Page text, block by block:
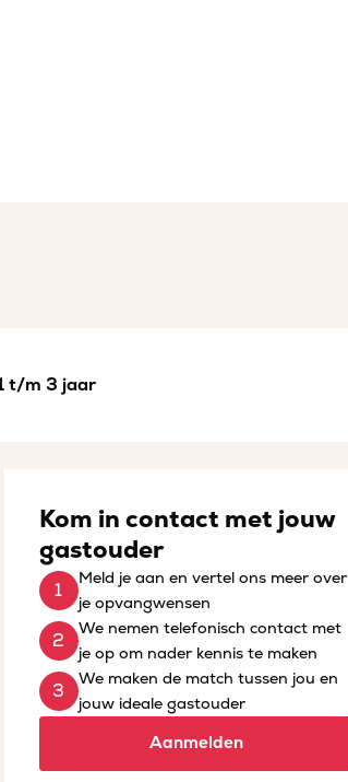
t/m 3 jaar
Kom in contact met jouw
gastouder
Meld je aan en vertel ons meer over
je opvangwensen
We nemen telefonisch contact met
je op om nader kennis te maken
We maken de match tussen jou en
jouw ideale gastouder
Aanmelden